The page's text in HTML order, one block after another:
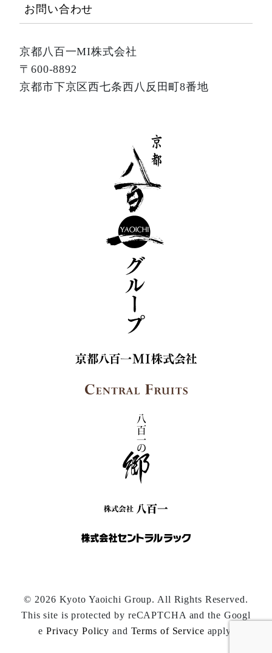
お問い合わせ
京都八百一MI株式会社
〒600-8892
京都市下京区西七条西八反田町8番地
© 2026 Kyoto Yaoichi Group. All Rights Reserved.
This site is protected by reCAPTCHA and the Googl
e Privacy Policy and Terms of Service apply.